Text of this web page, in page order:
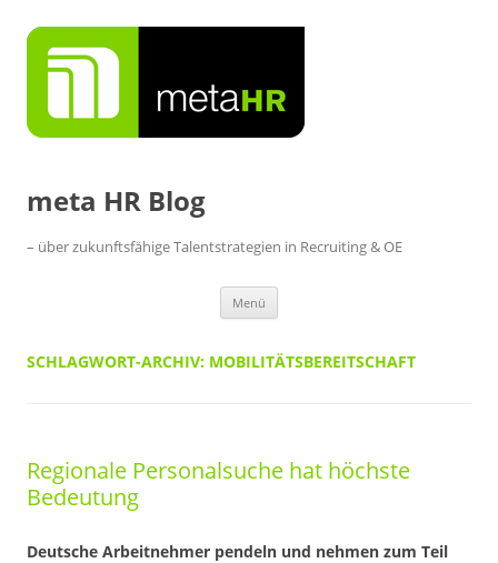
Inhalt
springen
meta HR Blog
– über zukunftsfähige Talentstrategien in Recruiting & OE
Menü
SCHLAGWORT-ARCHIV: MOBILITÄTSBEREITSCHAFT
Regionale Personalsuche hat höchste
Bedeutung
Deutsche Arbeitnehmer pendeln und nehmen zum Teil